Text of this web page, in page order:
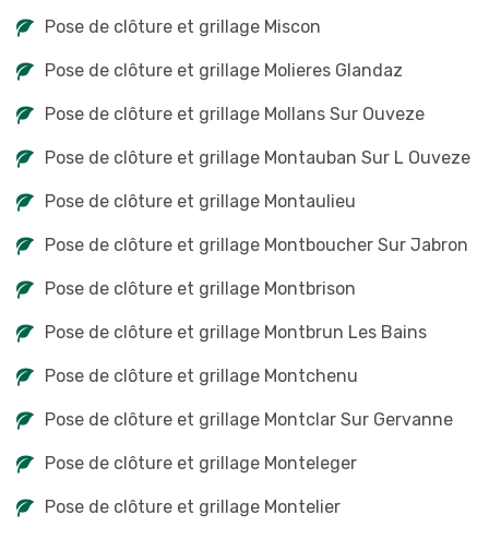
Pose de clôture et grillage Miscon
Pose de clôture et grillage Molieres Glandaz
Pose de clôture et grillage Mollans Sur Ouveze
Pose de clôture et grillage Montauban Sur L Ouveze
Pose de clôture et grillage Montaulieu
Pose de clôture et grillage Montboucher Sur Jabron
Pose de clôture et grillage Montbrison
Pose de clôture et grillage Montbrun Les Bains
Pose de clôture et grillage Montchenu
Pose de clôture et grillage Montclar Sur Gervanne
Pose de clôture et grillage Monteleger
Pose de clôture et grillage Montelier